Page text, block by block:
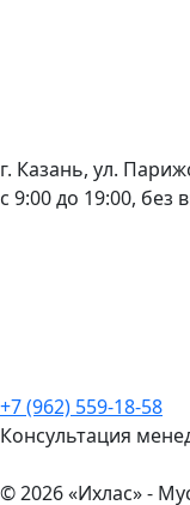
г. Казань, ул.
с 9:00 до 19:00, без
+7 (962) 559-18-58
Консультация
© 2026 «Ихлас» -